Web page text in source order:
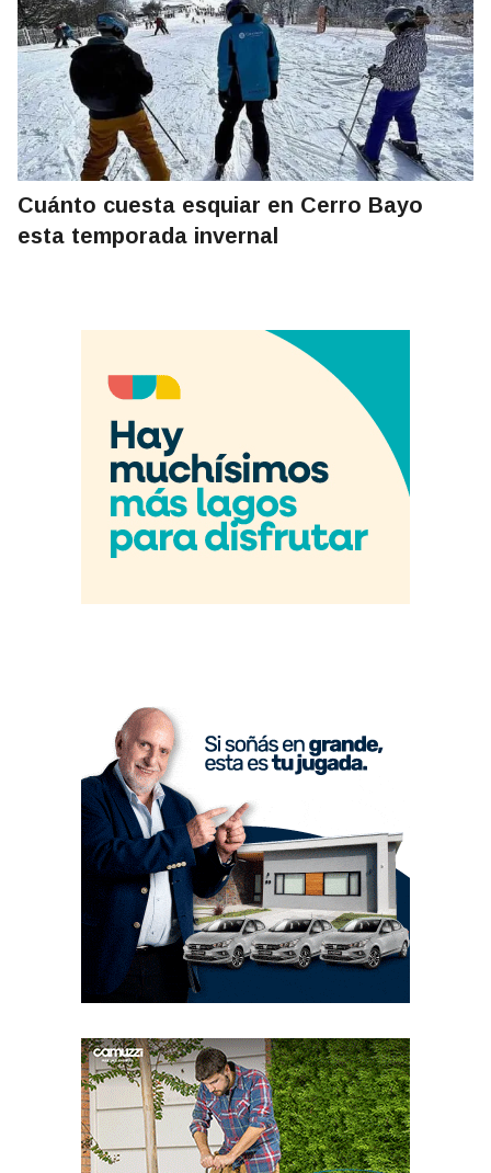
Cuánto cuesta esquiar en Cerro Bayo
esta temporada invernal